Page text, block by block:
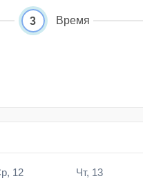
3 Время
12 Чт, 13